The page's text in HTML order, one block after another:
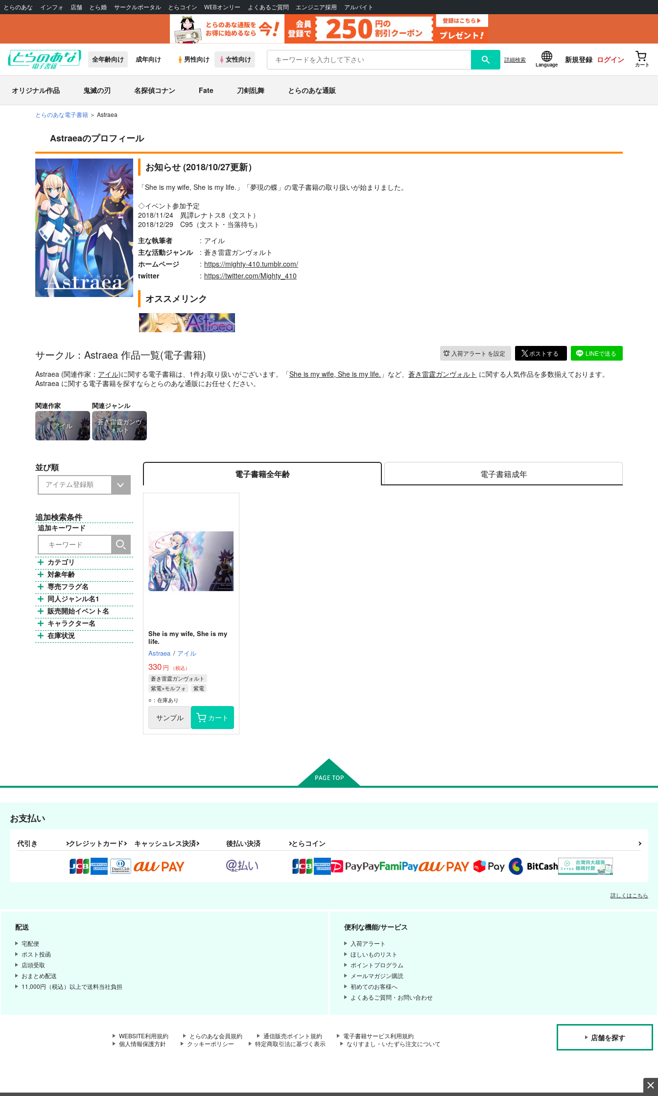
とらのあな インフォ 店舗 とら婚 サークルポータル とらコイン WEBオンリー よくあるご質問 エンジニア採用 アルバイト
全年齢向け 成年向け 男性向け 女性向け 詳細検索
Language
新規登録 ログイン
カート
オリジナル作品 鬼滅の刃 名探偵コナン Fate 刀剣乱舞 とらのあな通販
とらのあな電子書籍 Astraea
Astraeaのプロフィール
お知らせ (2018/10/27更新）
「She is my wife, She is my life.」「夢現の蝶」の電子書籍の取り扱いが始まりました。
◇イベント参加予定
2018/11/24 異譚レナトス8（文スト）
2018/12/29 C95（文スト・当落待ち）
主な執筆者
: アイル
主な活動ジャンル
: 蒼き雷霆ガンヴォルト
ホームページ
: https://mighty-410.tumblr.com/
twitter
: https://twitter.com/Mighty_410
オススメリンク
入荷アラート を設定 ポストする LINEで送る
サークル：Astraea 作品一覧(電子書籍)
Astraea (関連作家： アイル)に関する電子書籍は、1件お取り扱いがございます。「She is my wife, She is my life. 」など、 蒼き雷霆ガンヴォルト に関する人気作品を多数揃えております。
Astraea に関する電子書籍を探すならとらのあな通販にお任せください。
関連作家
アイル
関連ジャンル
蒼き雷霆ガンヴ
ォルト
並び順
追加検索条件
追加キーワード
カテゴリ
対象年齢
専売フラグ名
同人ジャンル名1
販売開始イベント名
キャラクター名
在庫状況
電子書籍全年齢 電子書籍成年
She is my wife, She is my
life.
Astraea / アイル
330 円 （税込）
蒼き雷霆ガンヴォルト
紫電×モルフォ
紫電
モルフォ
○：在庫あり
サンプル カート
お支払い
代引き クレジットカード キャッシュレス決済 後払い決済 とらコイン
詳しくはこちら
配送
宅配便
ポスト投函
店頭受取
おまとめ配送
11,000円（税込）以上で送料当社負担
便利な機能/サービス
入荷アラート
ほしいものリスト
ポイントプログラム
メールマガジン購読
初めてのお客様へ
よくあるご質問・お問い合わせ
WEBSITE利用規約 とらのあな会員規約 通信販売ポイント規約
電子書籍サービス利用規約
個人情報保護方針
クッキーポリシー 特定商取引法に基づく表示 なりすまし・いたずら注文について
店舗を探す